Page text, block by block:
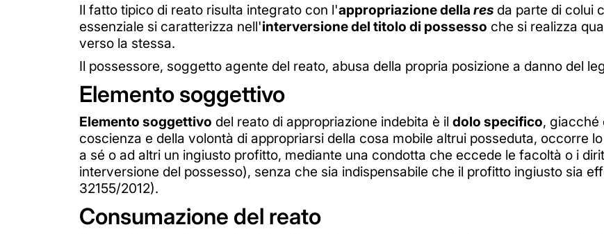
Il fatto tipico di reato risulta integrato con l'appropriazione della res da parte di colui
essenziale si caratterizza nell'interversione del titolo di possesso che si realizza
verso la stessa.
Il possessore, soggetto agente del reato, abusa della propria posizione a danno del
Elemento soggettivo
Elemento soggettivo del reato di appropriazione indebita è il dolo specifico, giacché
coscienza e della volontà di appropriarsi della cosa mobile altrui posseduta, occorre
a sé o ad altri un ingiusto profitto, mediante una condotta che eccede le facoltà o i
interversione del possesso), senza che sia indispensabile che il profitto ingiusto sia
32155/2012).
Consumazione del reato